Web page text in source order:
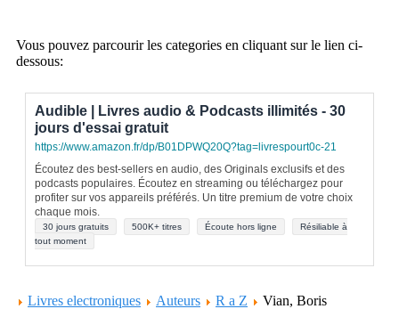
Vous pouvez parcourir les categories en cliquant sur le lien ci-
dessous:
Audible | Livres audio & Podcasts illimités - 30
jours d'essai gratuit
https://www.amazon.fr/dp/B01DPWQ20Q?tag=livrespourt0c-21
Écoutez des best-sellers en audio, des Originals exclusifs et des
podcasts populaires. Écoutez en streaming ou téléchargez pour
profiter sur vos appareils préférés. Un titre premium de votre choix
chaque mois.
30 jours gratuits 500K+ titres Écoute hors ligne
Résiliable à
tout moment
Livres electroniques Auteurs R a Z Vian, Boris